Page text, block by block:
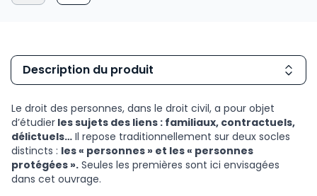
Description du produit
Le droit des personnes, dans le droit civil, a pour objet
d’étudier les sujets des liens : familiaux, contractuels,
délictuels… Il repose traditionnellement sur deux socles
distincts : les « personnes » et les « personnes
protégées ». Seules les premières sont ici envisagées
dans cet ouvrage.